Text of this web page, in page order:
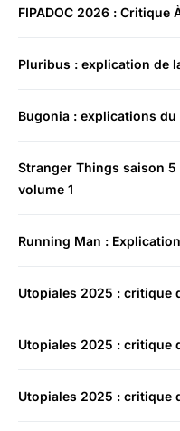
FIPADOC 2026 : Critique
Pluribus : explication de
Bugonia : explications
Stranger Things saison
volume 1
Running Man :
Utopiales 2025 : critique
Utopiales 2025 : critique
Utopiales 2025 : critique